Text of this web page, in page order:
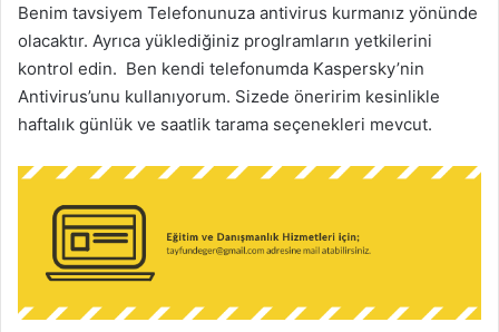
Benim tavsiyem Telefonunuza antivirus kurmanız yönünde
olacaktır. Ayrıca yüklediğiniz proglramların yetkilerini
kontrol edin. Ben kendi telefonumda Kaspersky’nin
Antivirus’unu kullanıyorum. Sizede öneririm kesinlikle
haftalık günlük ve saatlik tarama seçenekleri mevcut.